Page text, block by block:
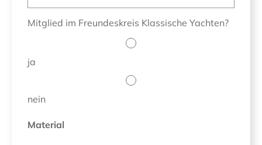
Mitglied im Freundeskreis Klassische Yachten?
ja
nein
Material